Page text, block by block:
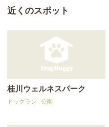
近くのスポット
桂川ウェルネスパーク
ドッグラン 公園